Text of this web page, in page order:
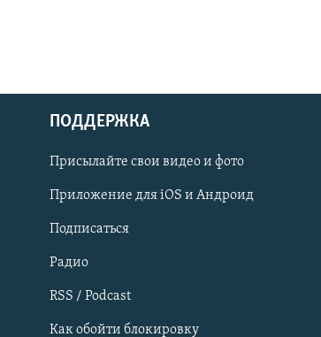
Українською
Qırımtatar
ПРИСОЕДИНЯЙТЕСЬ!
ПОДДЕРЖКА
Присылайте свои видео и фото
Приложение для iOS и Андроид
Подписаться
Радио
RSS / Podcast
Как обойти блокировку